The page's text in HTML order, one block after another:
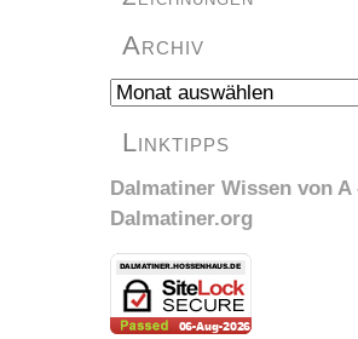
Archiv
Archiv
Linktipps
Dalmatiner Wissen von A
Dalmatiner.org